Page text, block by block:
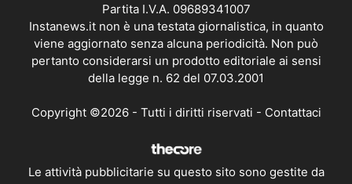
Partita I.V.A. 09689341007
Instanews.it non è una testata giornalistica, in quanto
viene aggiornato senza alcuna periodicità. Non può
pertanto considerarsi un prodotto editoriale ai sensi
della legge n. 62 del 07.03.2001
Copyright ©2026 - Tutti i diritti riservati - Contattaci
Le attività pubblicitarie su questo sito sono gestite da